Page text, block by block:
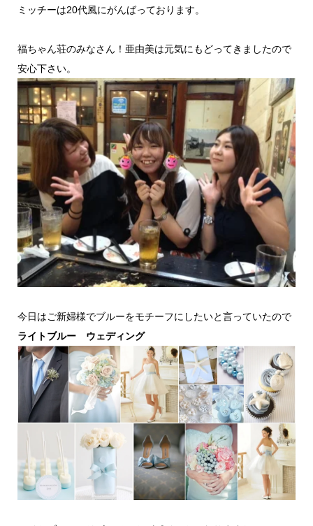
ミッチーは20代風にがんばっております。
福ちゃん荘のみなさん！亜由美は元気にもどってきましたので
安心下さい。
今日はご新婦様でブルーをモチーフにしたいと言っていたので
ライトブルー ウェディング